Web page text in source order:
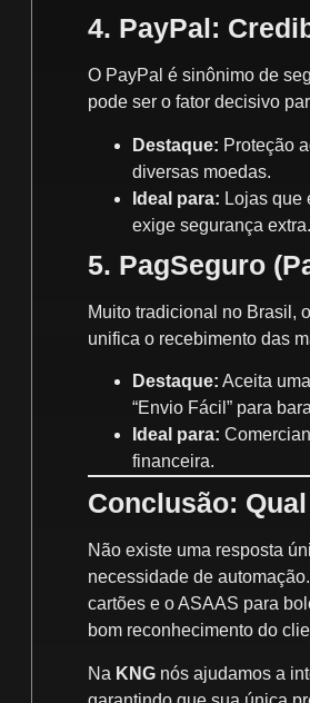
4. PayPal:
O PayPal é sinônimo de
pode ser o fator decisivo
Destaque: Proteção
diversas moedas.
Ideal para: Lojas que
exige segurança extra.
5. PagSeguro
Muito tradicional no Brasil,
unifica o recebimento das
Destaque: Aceita
“Envio Fácil” para
Ideal para:
financeira.
Conclusão:
Não existe uma resposta
necessidade de
cartões e o ASAAS para
bom reconhecimento do
Na KNG nós ajudamos a